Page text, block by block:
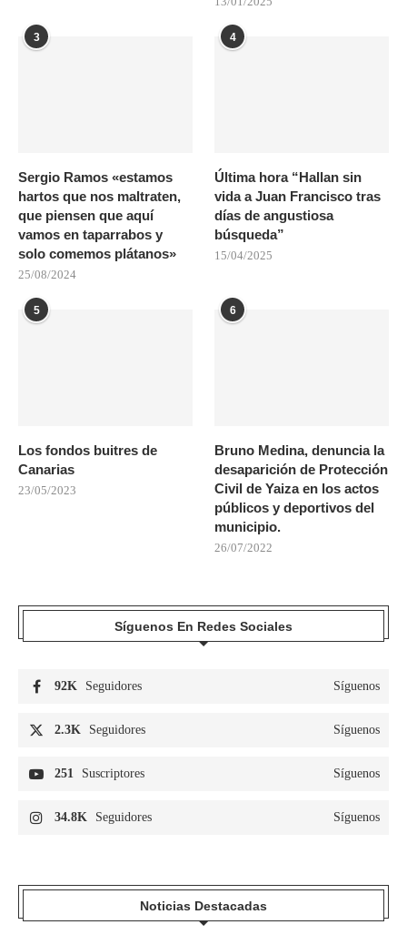
3
Sergio Ramos «estamos
hartos que nos maltraten,
que piensen que aquí
vamos en taparrabos y
solo comemos plátanos»
25/08/2024
4
Última hora “Hallan sin
vida a Juan Francisco tras
días de angustiosa
búsqueda”
15/04/2025
5
Los fondos buitres de
Canarias
23/05/2023
6
Bruno Medina, denuncia la
desaparición de Protección
Civil de Yaiza en los actos
públicos y deportivos del
municipio.
26/07/2022
Síguenos En Redes Sociales
92K Seguidores Síguenos
2.3K Seguidores Síguenos
251 Suscriptores Síguenos
34.8K Seguidores Síguenos
Noticias Destacadas